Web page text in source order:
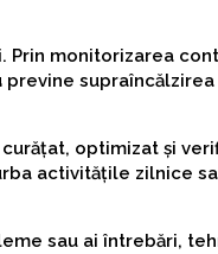
monitorizarea
previne
optimizat și
activitățile zilnice
sau ai întrebări,